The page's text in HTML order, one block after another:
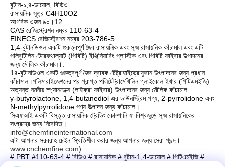
বুটান-১,৪-ডায়োল, বিডিও
রাসায়নিক সূত্র C4H10O2
আণবিক ওজন ৯০।12
CAS রেজিস্ট্রেশন নম্বর 110-63-4
EINECS রেজিস্ট্রেশন নম্বর 203-786-5
1,4-বুটানডিওল একটি গুরুত্বপূর্ণ জৈব রাসায়নিক এবং সূক্ষ্ম রাসায়নিক কাঁচামাল এবং এটি
পলিবুটিলিন টেরেফথাল্যাট (পিবিটি) ইঞ্জিনিয়ারিং প্লাস্টিক এবং পিবিটি ফাইবার উত্পাদনের
জন্য মৌলিক কাঁচামাল।.
1৪-বুটানডিওল একটি গুরুত্বপূর্ণ জৈব দ্রাবক টেট্রাহাইড্রোফুরান উৎপাদনের জন্য প্রধান
কাঁচামাল।পলিমারাইজেশনের পর প্রাপ্ত পলিটেট্রামেথিলিন গ্লাইকোল ইথার (পিটিএমইজি)
অত্যন্ত নমনীয় স্প্যানডেক্স (লাইক্রা ফাইবার) উৎপাদনের জন্য মৌলিক কাঁচামাল.
γ-butyrolactone, 1,4-butanediol এর ডাউনস্ট্রিম পণ্য, 2-pyrrolidone এবং
N-methylpyrrolidone পণ্য উত্পাদন জন্য কাঁচামাল।
সিএফআই একটি বিস্তৃত রাসায়নিক ট্রেডিং কোম্পানি যা বিশ্বজুড়ে সূক্ষ্ম রাসায়নিকের
সংগ্রহের জন্য নিবেদিত।
info@chemfineinternational.com
এটা আপনার সরবরাহ চেইন স্থিতিশীল করার জন্য আপনার জন্য সেরা পছন্দ।
www.cnchemfine.com)
# PBT #110-63-4 # বিডিও # রাসায়নিক # বুটান-1,4-ডায়োল # পিটিএমইজি #